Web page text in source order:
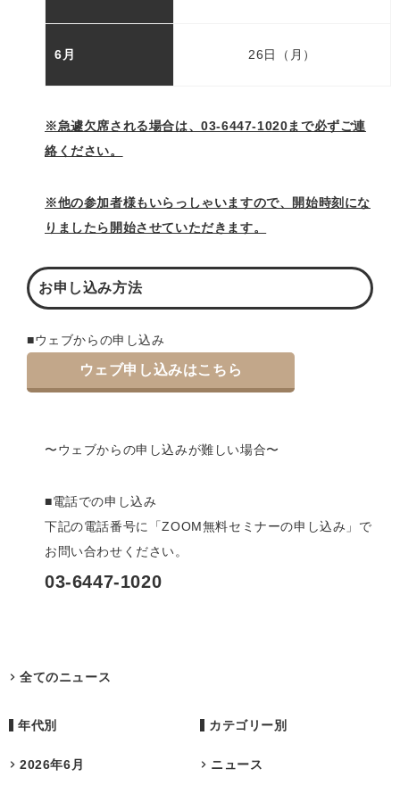
6月 26日（月）
※急遽欠席される場合は、03-6447-1020まで必ずご連
絡ください。
※他の参加者様もいらっしゃいますので、開始時刻にな
りましたら開始させていただきます。
お申し込み方法
■ウェブからの申し込み
ウェブ申し込みはこちら
〜ウェブからの申し込みが難しい場合〜
■電話での申し込み
下記の電話番号に「ZOOM無料セミナーの申し込み」で
お問い合わせください。
03-6447-1020
全てのニュース
年代別
2026年6月
カテゴリー別
ニュース